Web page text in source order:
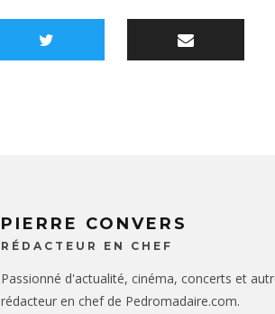
PIERRE CONVERS
RÉDACTEUR EN CHEF
Passionné d'actualité, cinéma, concerts et
rédacteur en chef de Pedromadaire.com.